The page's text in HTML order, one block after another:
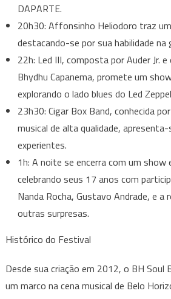
DAPARTE.
20h30: Affonsinho Heliodoro traz
destacando-se por sua habilidade na
22h: Led III, composta por Auder Jr.
Bhydhu Capanema, promete um
explorando o lado blues do Led
23h30: Cigar Box Band, conhecida
musical de alta qualidade,
experientes.
1h: A noite se encerra com um show
celebrando seus 17 anos com
Nanda Rocha, Gustavo Andrade, e a
outras surpresas.
Histórico do Festival
Desde sua criação em 2012, o BH Soul
um marco na cena musical de Belo